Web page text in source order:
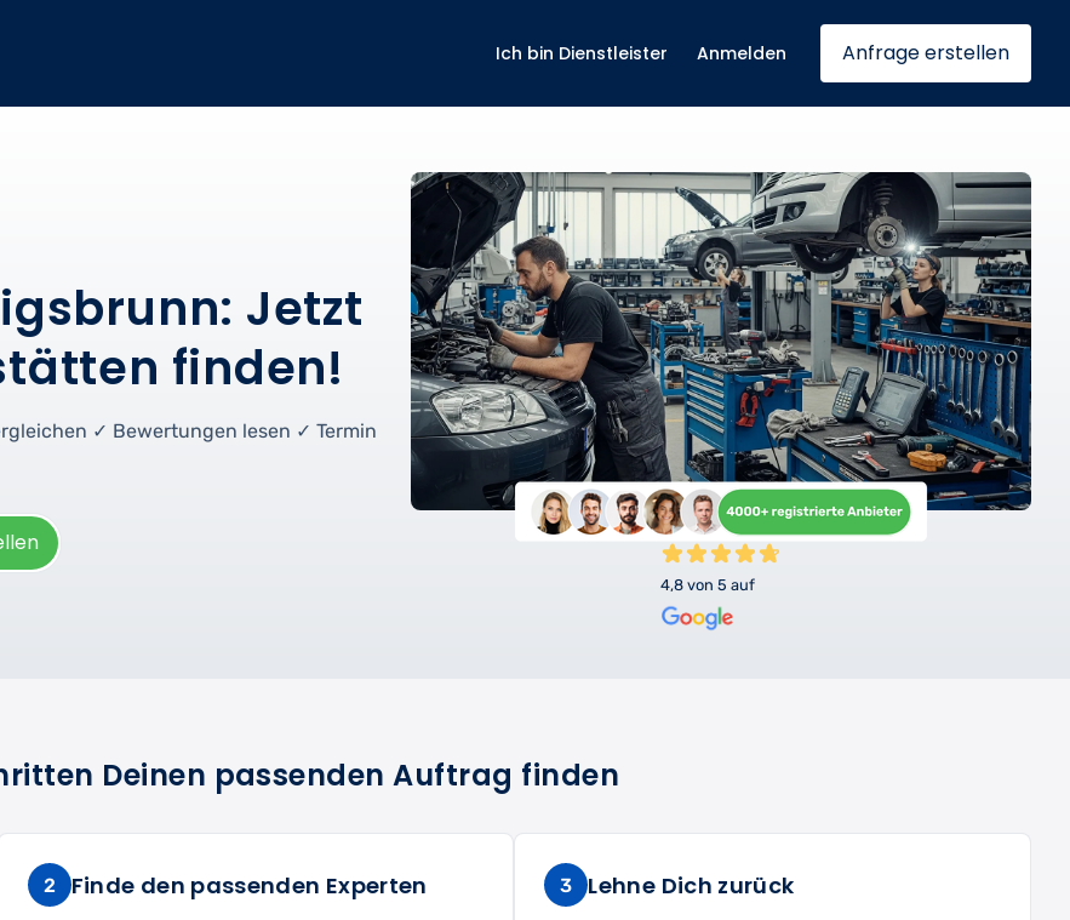
Ich bin Dienstleister Anmelden Anfrage erstellen
Jetzt
finden!
✓ Bewertungen lesen ✓ Termin
4,8 von 5 auf
Deinen passenden Auftrag finden
2 Finde den passenden Experten 3 Lehne Dich zurück